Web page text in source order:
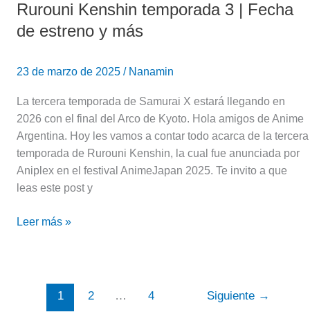
Rurouni Kenshin temporada 3 | Fecha
de estreno y más
23 de marzo de 2025 / Nanamin
La tercera temporada de Samurai X estará llegando en
2026 con el final del Arco de Kyoto. Hola amigos de Anime
Argentina. Hoy les vamos a contar todo acarca de la tercera
temporada de Rurouni Kenshin, la cual fue anunciada por
Aniplex en el festival AnimeJapan 2025. Te invito a que
leas este post y
Leer más »
1 2 … 4 Siguiente →